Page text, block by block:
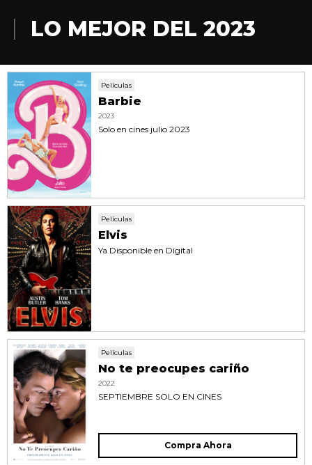
HBO Max
LO MEJOR DEL 2023
Películas
Barbie
2023
Solo en cines julio 2023
Películas
Elvis
Ya Disponible en Digital
Películas
No te preocupes cariño
2022
SEPTIEMBRE SOLO EN CINES
Compra Ahora